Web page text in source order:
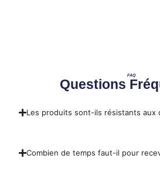
FAQ
Questions
Les produits sont-ils résistants aux
Combien de temps faut-il pour